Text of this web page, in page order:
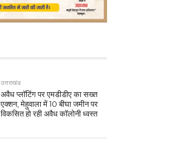
उत्तराखंड
अवैध प्लॉटिंग पर एमडीडीए का सख्त
एक्शन, मेहुवाला में 10 बीघा जमीन पर
विकसित हो रही अवैध कॉलोनी ध्वस्त